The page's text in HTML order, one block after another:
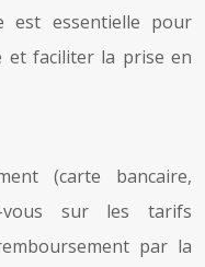
est essentielle pour
et faciliter la prise en
(carte bancaire,
vous sur les tarifs
par la